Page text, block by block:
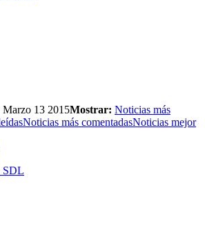
Marzo 13 2015Mostrar: Noticias más
Noticias más comentadasNoticias mejor
SDL